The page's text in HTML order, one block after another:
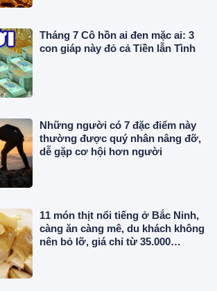
Tháng 7 Cô hồn ai đen mặc ai: 3
con giáp này đỏ cả Tiền lẫn Tình
Những người có 7 đặc điểm này
thường được quý nhân nâng đỡ,
dễ gặp cơ hội hơn người
11 món thịt nổi tiếng ở Bắc Ninh,
càng ăn càng mê, du khách không
nên bỏ lỡ, giá chỉ từ 35.000